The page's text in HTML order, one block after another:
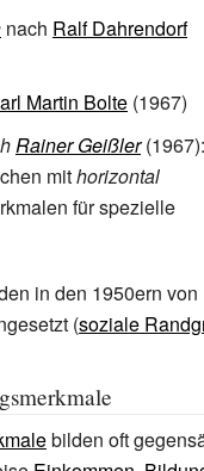
nach Ralf Dahrendorf
Martin Bolte (1967)
Rainer Geißler(1967):
mithorizontal
für spezielle
in den 1950ern von
(soziale
bilden oft